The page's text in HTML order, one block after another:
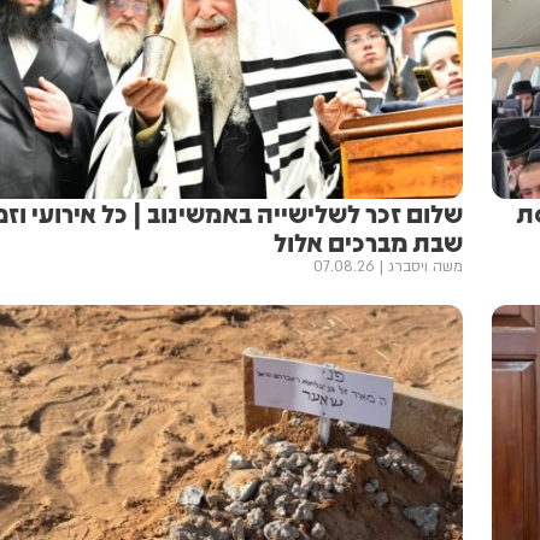
שלום זכר לשלישייה באמשינוב | כל אירועי
שבת מברכים אלול
משה ויסברג 07.08.26